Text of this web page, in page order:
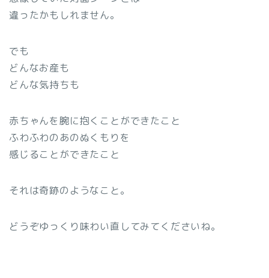
違ったかもしれません。
でも
どんなお産も
どんな気持ちも
赤ちゃんを腕に抱くことができたこと
ふわふわのあのぬくもりを
感じることができたこと
それは奇跡のようなこと。
どうぞゆっくり味わい直してみてくださいね。